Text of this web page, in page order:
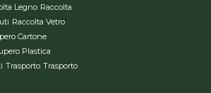
Legno Raccolta
Raccolta Vetro
Cartone
Plastica
Trasporto Trasporto